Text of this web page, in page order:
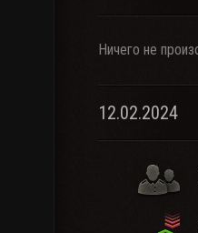
Ничего не
12.02.2024